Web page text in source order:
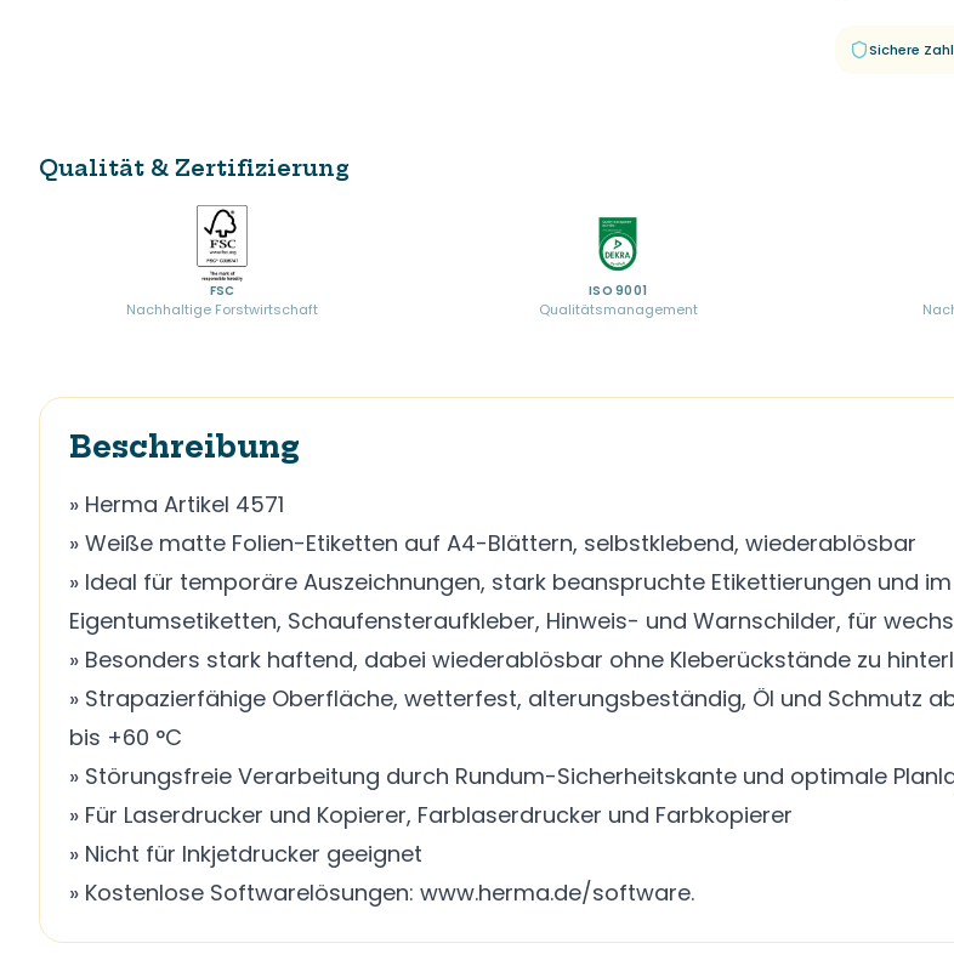
Sichere
Qualität & Zertifizierung
FSC
Nachhaltige Forstwirtschaft
ISO 9001
Qualitätsmanagement
Beschreibung
» Herma Artikel 4571
» Weiße matte Folien-Etiketten auf A4-Blättern, selbstklebend, wiederablösbar
» Ideal für temporäre Auszeichnungen, stark beanspruchte Etikettierungen und
Eigentumsetiketten, Schaufensteraufkleber, Hinweis- und Warnschilder, für
» Besonders stark haftend, dabei wiederablösbar ohne Kleberückstände zu
» Strapazierfähige Oberfläche, wetterfest, alterungsbeständig, Öl und Schmutz
bis +60 °C
» Störungsfreie Verarbeitung durch Rundum-Sicherheitskante und optimale
» Für Laserdrucker und Kopierer, Farblaserdrucker und Farbkopierer
» Nicht für Inkjetdrucker geeignet
» Kostenlose Softwarelösungen: www.herma.de/software.